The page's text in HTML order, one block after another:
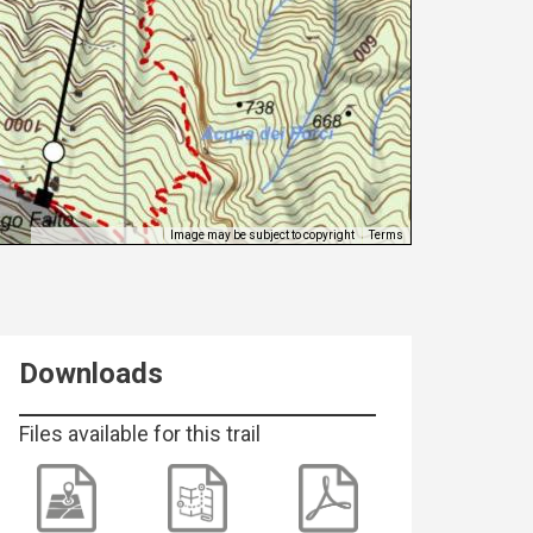
Image may be subject to copyright Terms
Downloads
Files available for this trail